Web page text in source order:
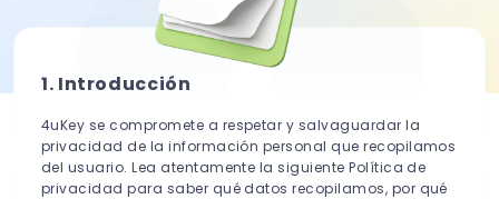
1. Introducción
4uKey se compromete a respetar y salvaguardar la
privacidad de la información personal que recopilamos
del usuario. Lea atentamente la siguiente Política de
privacidad para saber qué datos recopilamos, por qué